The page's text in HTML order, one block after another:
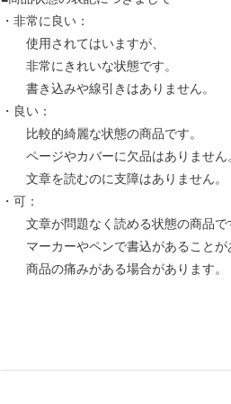
・非常に良い：
使用されてはいますが、
非常にきれいな状態です。
書き込みや線引きはありません。
・良い：
比較的綺麗な状態の商品です。
ページやカバーに欠品はありません
文章を読むのに支障はありません。
・可：
文章が問題なく読める状態の商品で
マーカーやペンで書込があることが
商品の痛みがある場合があります。